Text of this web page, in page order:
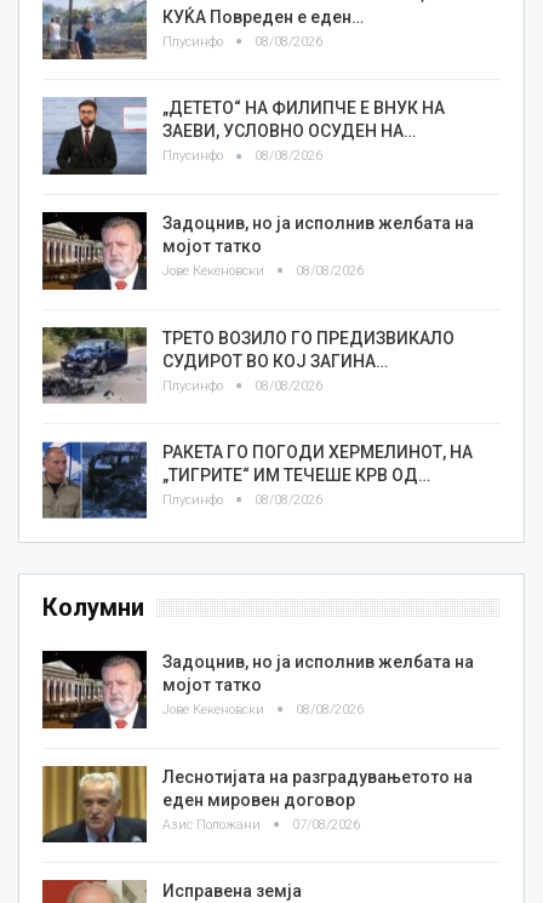
КУЌА Повреден е еден…
Плусинфо 08/08/2026
„ДЕТЕТО“ НА ФИЛИПЧЕ Е ВНУК НА
ЗАЕВИ, УСЛОВНО ОСУДЕН НА…
Плусинфо 08/08/2026
Задоцнив, но ја исполнив желбата на
мојот татко
Јове Кекеновски 08/08/2026
ТРЕТО ВОЗИЛО ГО ПРЕДИЗВИКАЛО
СУДИРОТ ВО КОЈ ЗАГИНА…
Плусинфо 08/08/2026
РАКЕТА ГО ПОГОДИ ХЕРМЕЛИНОТ, НА
„ТИГРИТЕ“ ИМ ТЕЧЕШЕ КРВ ОД…
Плусинфо 08/08/2026
Колумни
Задоцнив, но ја исполнив желбата на
мојот татко
Јове Кекеновски 08/08/2026
Леснотијата на разградувањетото на
еден мировен договор
Азис Положани 07/08/2026
Исправена земја